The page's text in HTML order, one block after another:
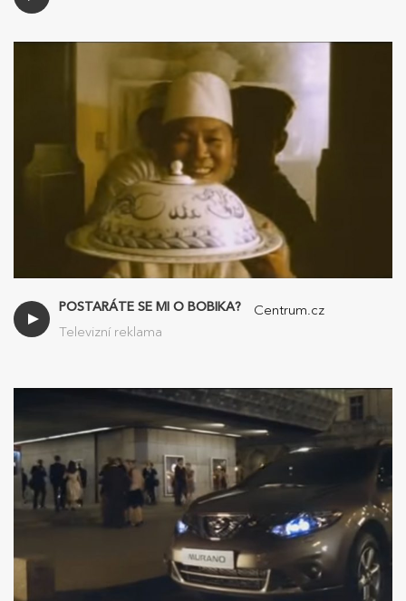
POSTARÁTE SE MI O BOBIKA?
Centrum.cz
Televizní reklama